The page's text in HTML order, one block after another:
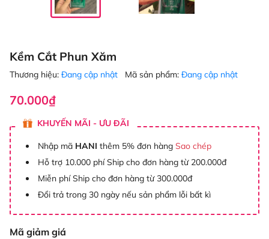
Kềm Cắt Phun Xăm
Thương hiệu: Đang cập nhật Mã sản phẩm: Đang cập nhật
70.000₫
KHUYẾN MÃI - ƯU ĐÃI
Nhập mã HANI thêm 5% đơn hàng Sao chép
Hỗ trợ 10.000 phí Ship cho đơn hàng từ 200.000đ
Miễn phí Ship cho đơn hàng từ 300.000đ
Đổi trả trong 30 ngày nếu sản phẩm lỗi bất kì
Mã giảm giá